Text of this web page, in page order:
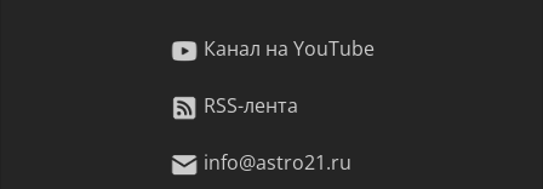
Канал на YouTube
RSS-лента
info@astro21.ru